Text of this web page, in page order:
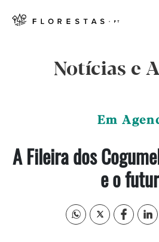
Notícias e
Em
A Fileira dos
e o